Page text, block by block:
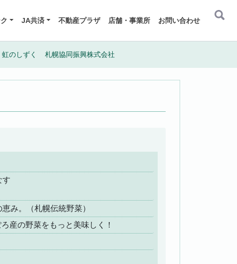
JA共済 不動産プラザ 店舗・事業所 お問い合わせ
虹のしずく 札幌協同振興株式会社
す
み。（札幌伝統野菜）
産の野菜をもっと美味しく！